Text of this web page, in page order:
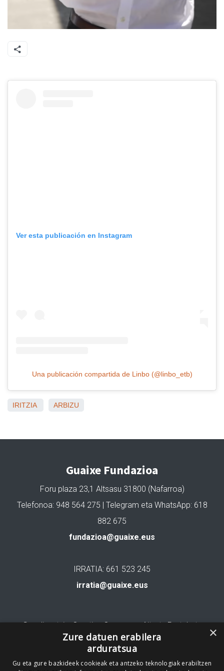
Ver esta publicación en Instagram
Una publicación compartida de Linbo (@linbo_etb)
IRITZIA ARBIZU
Guaixe Fundazioa
Foru plaza 23,1 Altsasu 31800 (Nafarroa)
Telefonoa: 948 564 275 | Telegram eta WhatsApp: 618
882 675
fundazioa@guaixe.eus
IRRATIA: 661 523 245
irratia@guaixe.eus
Gure lizentzia: Creative Commons Aitortu Partekatu
Codesyntaxek garatua
×
Zure datuen erabilera
arduratsua
Gu eta gure bazkideek cookieak eta antzeko teknologiak erabiltzen